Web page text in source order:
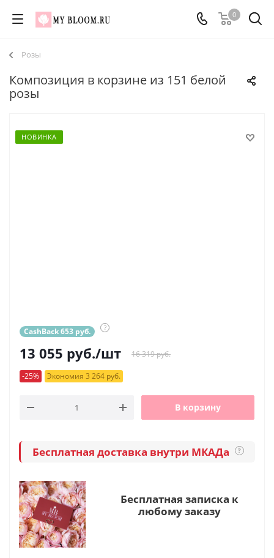
0
Розы
Композиция в корзине из 151 белой
розы
НОВИНКА
CashBack 653 руб. ?
13 055 руб./шт 16 319 руб.
-25% Экономия 3 264 руб.
В корзину
Бесплатная доставка внутри МКАДа ?
Бесплатная записка к
любому заказу